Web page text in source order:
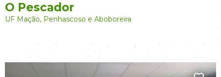
O Pescador
UF Mação, Penhascoso e Aboboreira